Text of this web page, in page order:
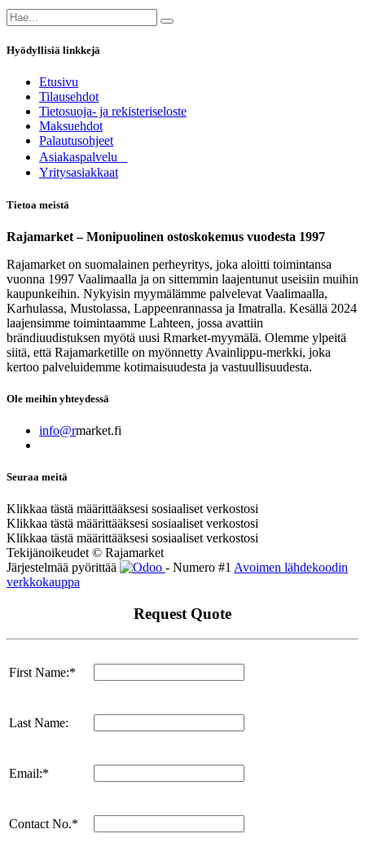
Hyödyllisiä linkkejä
Etusivu
Tilausehdot
Tietosuoja- ja rekisteriseloste
Maksuehdot
Palautusohjeet
Asia​k​aspalvelu
​Yritysasiakkaat
Tietoa meistä
Rajamarket – Monipuolinen ostoskokemus vuodesta 1997
Rajamarket on suomalainen perheyritys, joka aloitti toimintansa
vuonna 1997 Vaalimaalla ja on sittemmin laajentunut useisiin muihin
kaupunkeihin. Nykyisin myymälämme palvelevat Vaalimaalla,
Karhulassa, Mustolassa, Lappeenrannassa ja Imatralla. Kesällä 2024
laajensimme toimintaamme Lahteen, jossa avattiin
brändiuudistuksen myötä uusi Rmarket-myymälä. Olemme ylpeitä
siitä, että Rajamarketille on myönnetty Avainlippu-merkki, joka
kertoo palveluidemme kotimaisuudesta ja vastuullisuudesta.
Ole meihin yhteydessä
info@rmarket.fi
Seuraa meitä
Klikkaa tästä määrittääksesi sosiaaliset verkostosi
Klikkaa tästä määrittääksesi sosiaaliset verkostosi
Klikkaa tästä määrittääksesi sosiaaliset verkostosi
Tekijänoikeudet © Rajamarket
Järjestelmää pyörittää
- Numero #1 Avoimen lähdekoodin
verkkokauppa
Request Quote
First Name:*
Last Name:
Email:*
Contact No.*